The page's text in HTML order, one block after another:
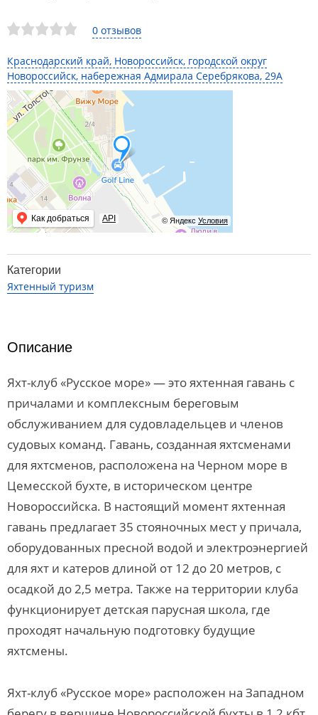
0 отзывов
Краснодарский край, Новороссийск, городской округ
Новороссийск, набережная Адмирала Серебрякова, 29А
© Яндекс Условия
Как добраться API
Категории
Яхтенный туризм
Описание
Яхт-клуб «Русское море» — это яхтенная гавань с
причалами и комплексным береговым
обслуживанием для судовладельцев и членов
судовых команд. Гавань, созданная яхтсменами
для яхтсменов, расположена на Черном море в
Цемесской бухте, в историческом центре
Новороссийска. В настоящий момент яхтенная
гавань предлагает 35 стояночных мест у причала,
оборудованных пресной водой и электроэнергией
для яхт и катеров длиной от 12 до 20 метров, с
осадкой до 2,5 метра. Также на территории клуба
функционирует детская парусная школа, где
проходят начальную подготовку будущие
яхтсмены.
Яхт-клуб «Русское море» расположен на Западном